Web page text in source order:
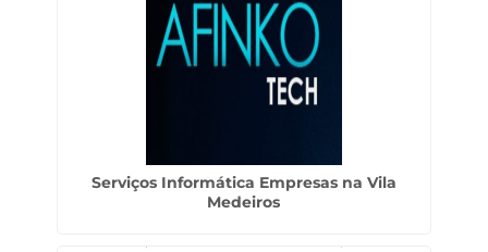
Serviços Informática Empresas na Vila
Medeiros